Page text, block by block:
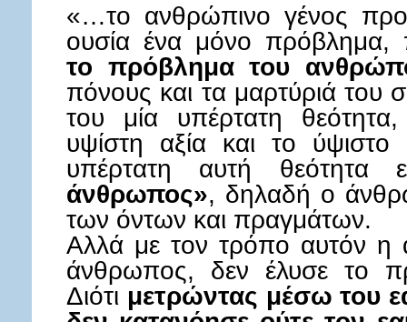
«…το ανθρώπινο γένος
ουσία ένα μόνο πρόβλημα,
το πρόβλημα του
πόνους και τα μαρτύριά του
του μία υπέρτατη
υψίστη αξία και το
υπέρτατη αυτή θεότητα
άνθρωπος», δηλαδή ο
των όντων και πραγμάτων.
Αλλά με τον τρόπο αυτόν η
άνθρωπος, δεν έλυσε το
Διότι μετρώντας μέσω του